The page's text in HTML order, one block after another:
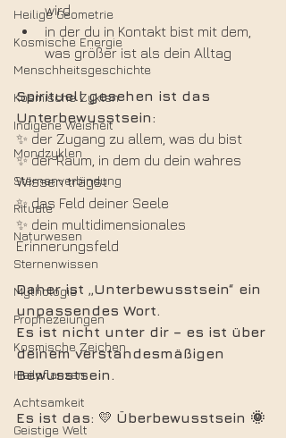
Heilige Geometrie
Kosmische Energie
Menschheitsgeschichte
Kosmische Zyklen
Indigene Weisheit
Mondzyklen
Sternenverbindung
Rituale
Naturwesen
Sternenwissen
Mythologie
Prophezeiungen
Kosmische Zeichen
Heilpflanzen
Achtsamkeit
Geistige Welt
wird
in der du in Kontakt bist mit dem,
was größer ist als dein Alltag
Spirituell gesehen ist das
Unterbewusstsein:
✨ der Zugang zu allem, was du bist
✨ der Raum, in dem du dein wahres
Wissen trägst
✨ das Feld deiner Seele
✨ dein multidimensionales
Erinnerungsfeld
Daher ist „Unterbewusstsein“ ein
unpassendes Wort.
Es ist nicht unter dir – es ist über
deinem verstandesmäßigen
Bewusstsein.
Es ist das: 💛 Überbewusstsein 🌞